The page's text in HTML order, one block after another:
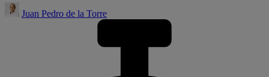
Juan Pedro de la Torre